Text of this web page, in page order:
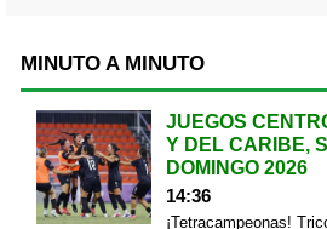
MINUTO A MINUTO
JUEGOS
Y DEL CARIBE,
DOMINGO 2026
14:36
¡Tetracampeonas!